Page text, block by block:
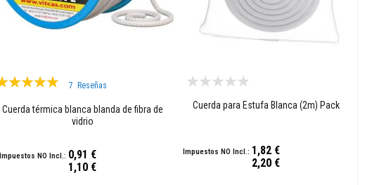
Valoración:
7Reseñas
Cuerda térmica blanca blanda de fibra de
vidrio
1,10 €
0,91 €
Cuerda para Estufa Blanca (2m) Pack
2,20 €
1,82 €